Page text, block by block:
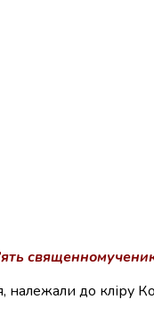
до кліру